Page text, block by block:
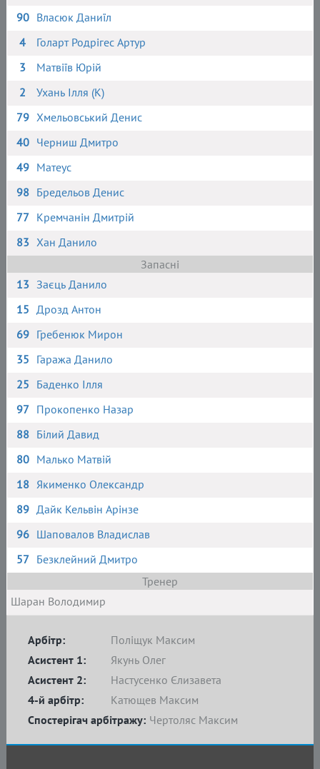
90 Власюк Даниїл
4
Голарт Родрігес Артур
3
Матвіїв Юрій
2
Ухань Ілля (К)
79 Хмельовський Денис
40 Черниш Дмитро
49 Матеус
98 Бредельов Денис
77 Кремчанін Дмитрій
83 Хан Данило
Запасні
13 Заєць Данило
15 Дрозд Антон
69 Гребенюк Мирон
35 Гаража Данило
25 Баденко Ілля
97 Прокопенко Назар
88 Білий Давид
80 Малько Матвій
18 Якименко Олександр
89 Дайк Кельвін Арінзе
96 Шаповалов Владислав
57 Безклейний Дмитро
Тренер
Шаран Володимир
Арбітр:
Поліщук Максим
Асистент 1:
Якунь Олег
Асистент 2:
Настусенко Єлизавета
4-й арбітр:
Катющев Максим
Спостерігач арбітражу: Чертоляс Максим